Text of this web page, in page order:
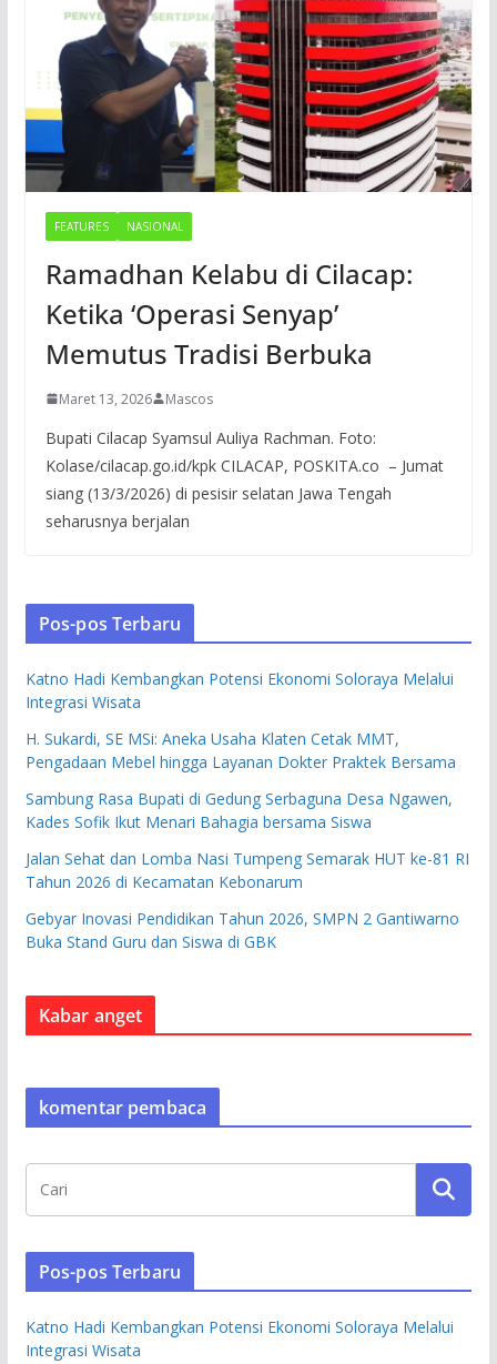
FEATURES NASIONAL
Ramadhan Kelabu di Cilacap:
Ketika ‘Operasi Senyap’
Memutus Tradisi Berbuka
Maret 13, 2026 Mascos
Bupati Cilacap Syamsul Auliya Rachman. Foto:
Kolase/cilacap.go.id/kpk CILACAP, POSKITA.co – Jumat
siang (13/3/2026) di pesisir selatan Jawa Tengah
seharusnya berjalan
Pos-pos Terbaru
Katno Hadi Kembangkan Potensi Ekonomi Soloraya Melalui
Integrasi Wisata
H. Sukardi, SE MSi: Aneka Usaha Klaten Cetak MMT,
Pengadaan Mebel hingga Layanan Dokter Praktek Bersama
Sambung Rasa Bupati di Gedung Serbaguna Desa Ngawen,
Kades Sofik Ikut Menari Bahagia bersama Siswa
Jalan Sehat dan Lomba Nasi Tumpeng Semarak HUT ke-81 RI
Tahun 2026 di Kecamatan Kebonarum
Gebyar Inovasi Pendidikan Tahun 2026, SMPN 2 Gantiwarno
Buka Stand Guru dan Siswa di GBK
Kabar anget
komentar pembaca
Pos-pos Terbaru
Katno Hadi Kembangkan Potensi Ekonomi Soloraya Melalui
Integrasi Wisata